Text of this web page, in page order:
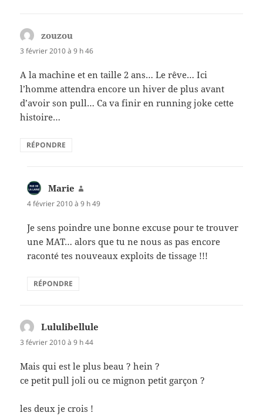
zouzou
3 février 2010 à 9 h 46
A la machine et en taille 2 ans… Le rêve… Ici
l’homme attendra encore un hiver de plus avant
d’avoir son pull… Ca va finir en running joke cette
histoire…
RÉPONDRE
Marie
4 février 2010 à 9 h 49
Je sens poindre une bonne excuse pour te trouver
une MAT… alors que tu ne nous as pas encore
raconté tes nouveaux exploits de tissage !!!
RÉPONDRE
Lululibellule
3 février 2010 à 9 h 44
Mais qui est le plus beau ? hein ?
ce petit pull joli ou ce mignon petit garçon ?
les deux je crois !